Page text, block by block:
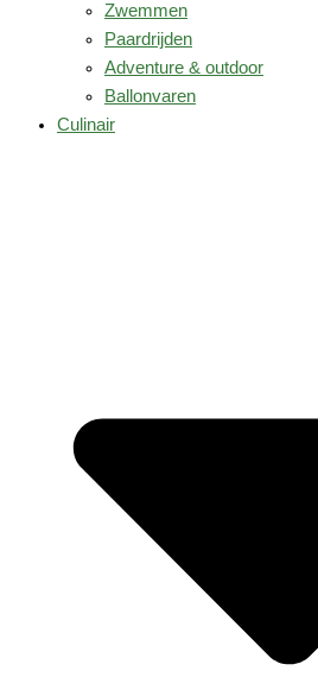
Zwemmen
Paardrijden
Adventure & outdoor
Ballonvaren
Culinair